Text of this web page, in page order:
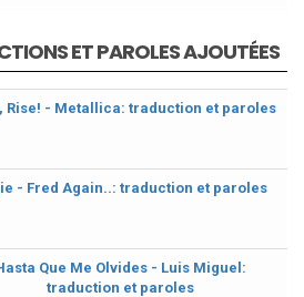
ET PAROLES AJOUTÉES
Rise! - Metallica: traduction et paroles
- Fred Again..: traduction et paroles
Que Me Olvides - Luis Miguel:
traduction et paroles